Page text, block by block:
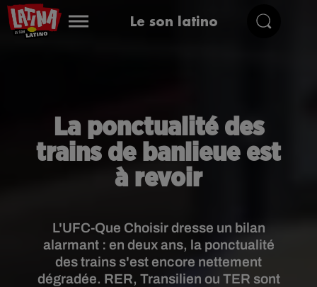
Le son latino
La ponctualité des
trains de banlieue est
à revoir
L'UFC-Que Choisir dresse un bilan
alarmant : en deux ans, la ponctualité
des trains s'est encore nettement
dégradée. RER, Transilien ou TER sont